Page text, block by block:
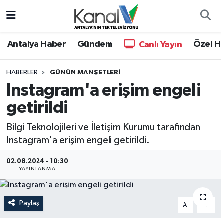
Antalya Haber Gündem Canlı Yayın Özel
HABERLER GÜNÜN MANŞETLERI
Instagram'a erişim engeli
getirildi
Bilgi Teknolojileri ve İletişim Kurumu tarafından
Instagram'a erişim engeli getirildi.
02.08.2024 - 10:30
YAYINLANMA
Paylaş A- A
Antalya Haber
Dünya
Eğitim
Ekonomi
Gündem
Günün Manşetleri
Haber Kuşakları
Hava Durumu
Trafik Durumu
Süper Lig Puan Durumu ve Fikstür
Tüm Manşetler
Son Dakika Haberleri
Haber Arşivi